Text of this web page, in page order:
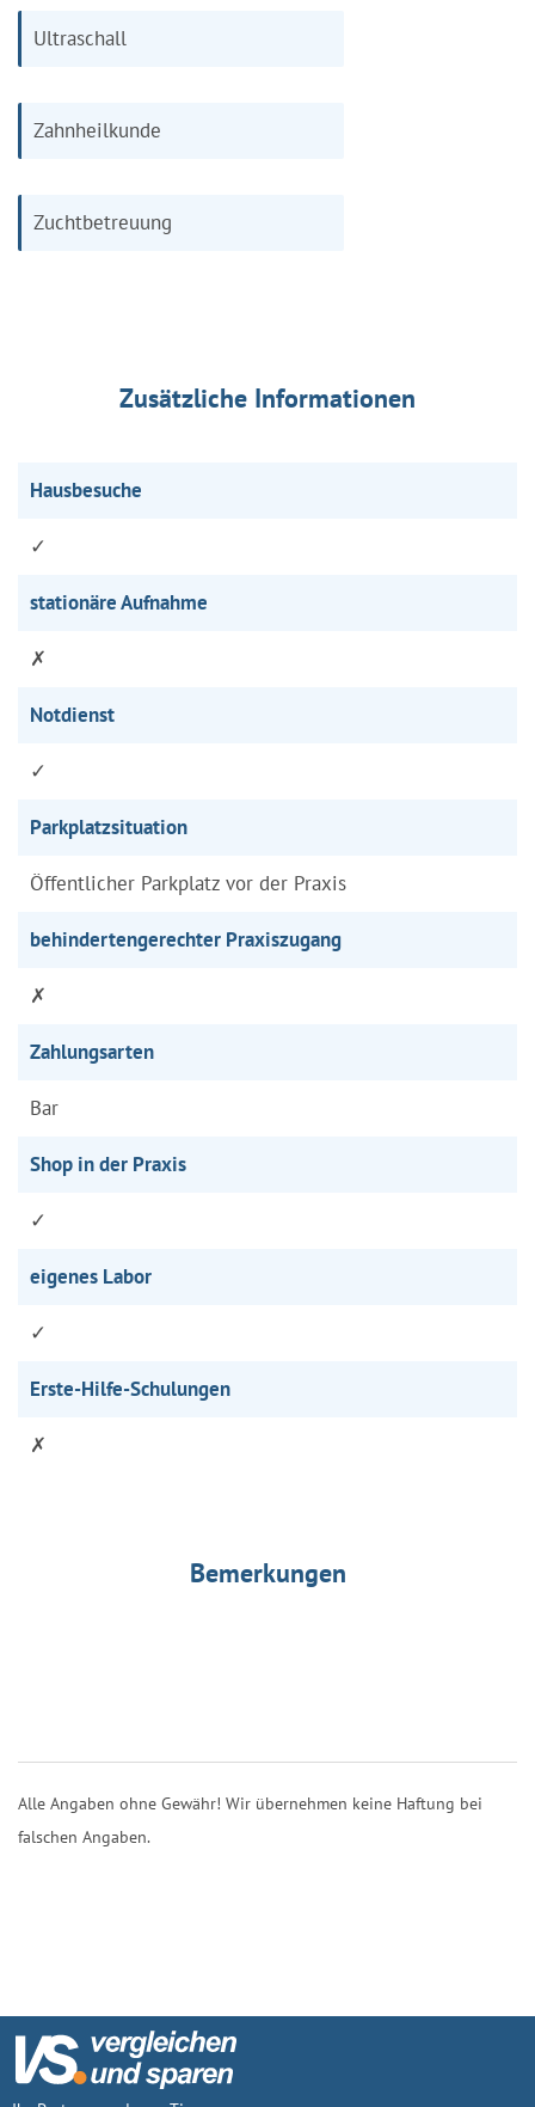
Ultraschall
Zahnheilkunde
Zuchtbetreuung
Zusätzliche Informationen
Hausbesuche
✓
stationäre Aufnahme
✗
Notdienst
✓
Parkplatzsituation
Öffentlicher Parkplatz vor der Praxis
behindertengerechter Praxiszugang
✗
Zahlungsarten
Bar
Shop in der Praxis
✓
eigenes Labor
✓
Erste-Hilfe-Schulungen
✗
Bemerkungen
Alle Angaben ohne Gewähr! Wir übernehmen keine Haftung bei
falschen Angaben.